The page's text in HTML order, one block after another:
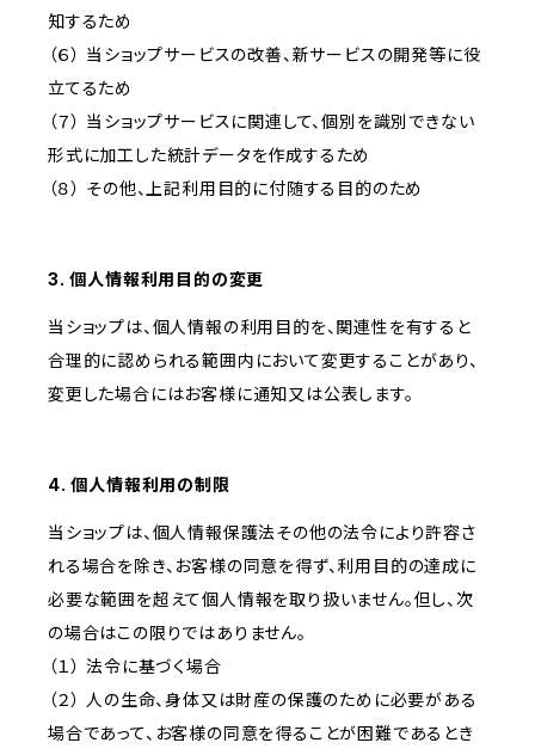
知するため
（６） 当ショップサービスの改善、新サービスの開発等に役
立てるため
（７） 当ショップサービスに関連して、個別を識別できない
形式に加工した統計データを作成するため
（８） その他、上記利用目的に付随する目的のため
3. 個人情報利用目的の変更
当ショップは、個人情報の利用目的を、関連性を有すると
合理的に認められる範囲内において変更することがあり、
変更した場合にはお客様に通知又は公表します。
4. 個人情報利用の制限
当ショップは、個人情報保護法その他の法令により許容さ
れる場合を除き、お客様の同意を得ず、利用目的の達成に
必要な範囲を超えて個人情報を取り扱いません。但し、次
の場合はこの限りではありません。
（１） 法令に基づく場合
（２） 人の生命、身体又は財産の保護のために必要がある
場合であって、お客様の同意を得ることが困難であるとき